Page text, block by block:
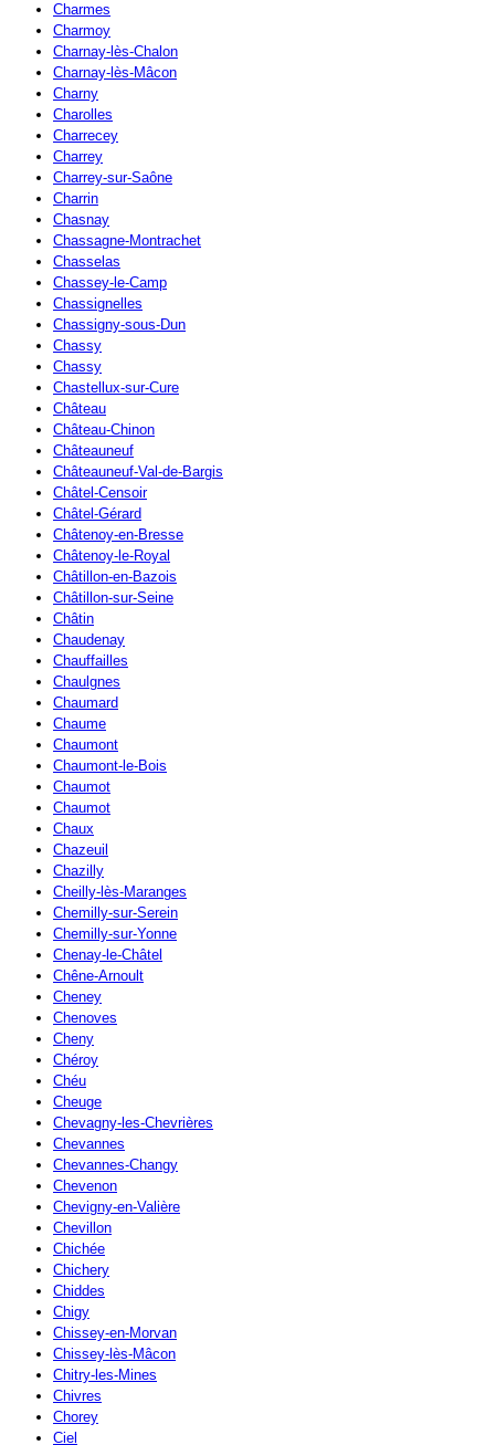
Charmes
Charmoy
Charnay-lès-Chalon
Charnay-lès-Mâcon
Charny
Charolles
Charrecey
Charrey
Charrey-sur-Saône
Charrin
Chasnay
Chassagne-Montrachet
Chasselas
Chassey-le-Camp
Chassignelles
Chassigny-sous-Dun
Chassy
Chassy
Chastellux-sur-Cure
Château
Château-Chinon
Châteauneuf
Châteauneuf-Val-de-Bargis
Châtel-Censoir
Châtel-Gérard
Châtenoy-en-Bresse
Châtenoy-le-Royal
Châtillon-en-Bazois
Châtillon-sur-Seine
Châtin
Chaudenay
Chauffailles
Chaulgnes
Chaumard
Chaume
Chaumont
Chaumont-le-Bois
Chaumot
Chaumot
Chaux
Chazeuil
Chazilly
Cheilly-lès-Maranges
Chemilly-sur-Serein
Chemilly-sur-Yonne
Chenay-le-Châtel
Chêne-Arnoult
Cheney
Chenoves
Cheny
Chéroy
Chéu
Cheuge
Chevagny-les-Chevrières
Chevannes
Chevannes-Changy
Chevenon
Chevigny-en-Valière
Chevillon
Chichée
Chichery
Chiddes
Chigy
Chissey-en-Morvan
Chissey-lès-Mâcon
Chitry-les-Mines
Chivres
Chorey
Ciel